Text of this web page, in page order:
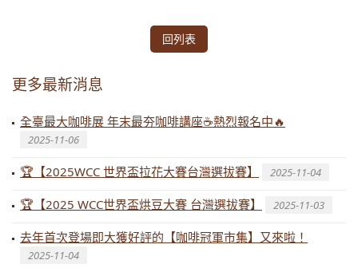
回列表
更多最新消息
全臺最大咖啡展 年末最夯咖啡講座☕熱烈報名中🔥
2025-11-06
🏆【2025WCC 世界盃拉花大賽台灣選拔賽】 2025-11-04
🏆【2025 WCC世界盃烘豆大賽 台灣選拔賽】 2025-11-03
去年首次登場即大獲好評的【咖啡冠軍市集】又來啦！
2025-11-04